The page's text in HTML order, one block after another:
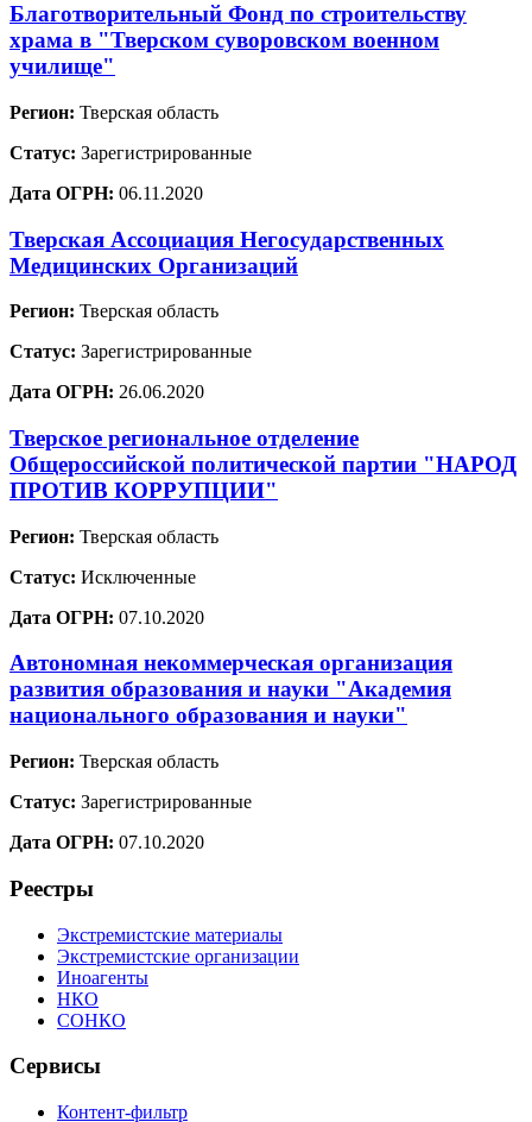
Благотворительный Фонд по строительству
храма в "Тверском суворовском военном
училище"
Регион: Тверская область
Статус: Зарегистрированные
Дата ОГРН: 06.11.2020
Тверская Ассоциация Негосударственных
Медицинских Организаций
Регион: Тверская область
Статус: Зарегистрированные
Дата ОГРН: 26.06.2020
Тверское региональное отделение
Общероссийской политической партии "НАРОД
ПРОТИВ КОРРУПЦИИ"
Регион: Тверская область
Статус: Исключенные
Дата ОГРН: 07.10.2020
Автономная некоммерческая организация
развития образования и науки "Академия
национального образования и науки"
Регион: Тверская область
Статус: Зарегистрированные
Дата ОГРН: 07.10.2020
Реестры
Экстремистские материалы
Экстремистские организации
Иноагенты
НКО
СОНКО
Сервисы
Контент-фильтр